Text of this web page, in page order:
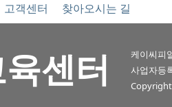
고객센터 찾아오시는 길
센터
케이씨피
사업자등